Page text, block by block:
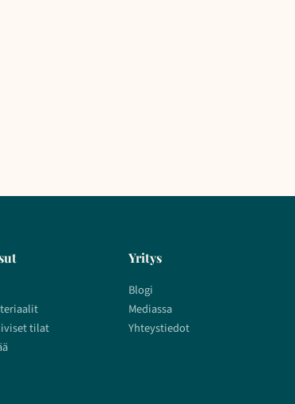
tilat
Yritys
Blogi
Mediassa
Yhteystiedot